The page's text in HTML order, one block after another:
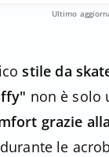
Ultimo
stile da
non è solo
grazie
le